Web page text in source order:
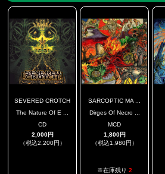
SEVERED CROTCH
The Nature Of E ...
CD
2,000円
（税込2,200円）
SARCOPTIC MA ...
Dirges Of Necro ...
MCD
1,800円
（税込1,980円）
※在庫残り 2